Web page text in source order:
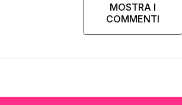
MOSTRA I
COMMENTI